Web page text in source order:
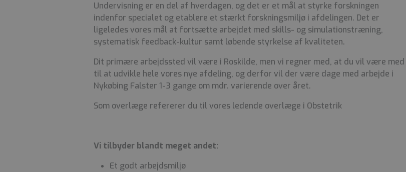
Undervisning er en del af hverdagen, og det er et mål at styrke forskningen
indenfor specialet og etablere et stærkt forskningsmiljø i afdelingen. Det er
ligeledes vores mål at fortsætte arbejdet med skills- og simulationstræning,
systematisk feedback-kultur samt løbende styrkelse af kvaliteten.
Dit primære arbejdssted vil være i Roskilde, men vi regner med, at du vil være med
til at udvikle hele vores nye afdeling, og derfor vil der være dage med arbejde i
Nykøbing Falster 1-3 gange om mdr. varierende over året.
Som overlæge refererer du til vores ledende overlæge i Obstetrik
Vi tilbyder blandt meget andet:
Et godt arbejdsmiljø